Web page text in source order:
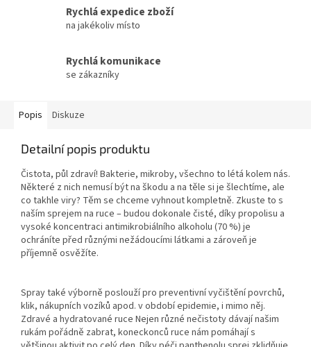
Rychlá expedice zboží
na jakékoliv místo
Rychlá komunikace
se zákazníky
Popis Diskuze
Detailní popis produktu
Čistota, půl zdraví! Bakterie, mikroby, všechno to létá kolem nás.
Některé z nich nemusí být na škodu a na těle si je šlechtíme, ale
co takhle viry? Těm se chceme vyhnout kompletně. Zkuste to s
naším sprejem na ruce – budou dokonale čisté, díky propolisu a
vysoké koncentraci antimikrobiálního alkoholu (70 %) je
ochráníte před různými nežádoucími látkami a zároveň je
příjemně osvěžíte.
Spray také výborně poslouží pro preventivní vyčištění povrchů,
klik, nákupních vozíků apod. v období epidemie, i mimo něj.
Zdravé a hydratované ruce Nejen různé nečistoty dávají našim
rukám pořádně zabrat, koneckonců ruce nám pomáhají s